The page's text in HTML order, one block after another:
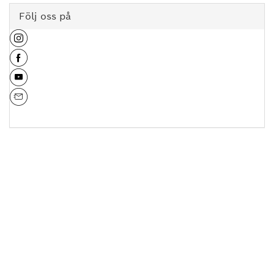
Följ oss på